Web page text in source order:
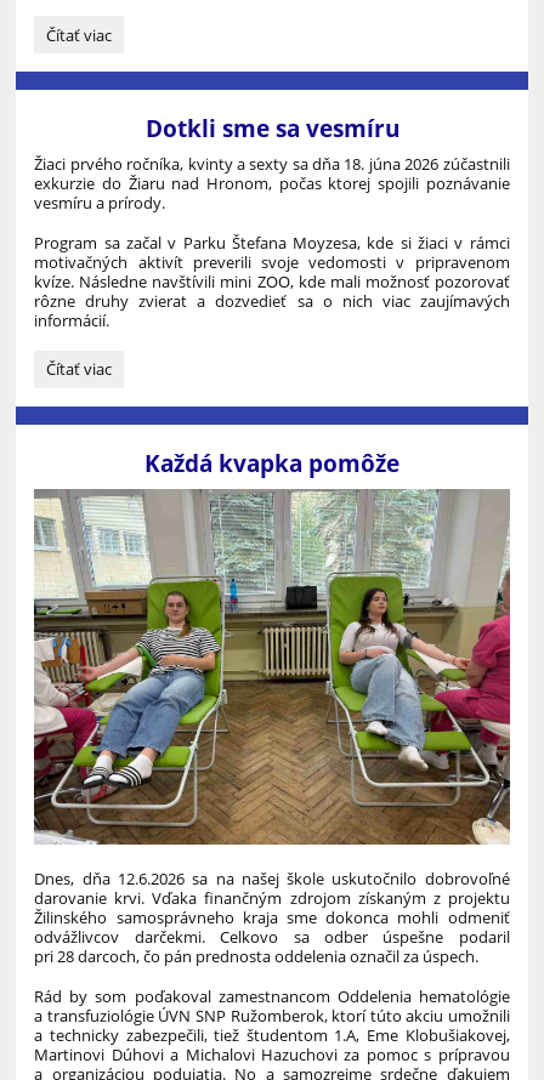
Škola
k
Čítať viac
Dotkli sme sa vesmíru
Žiaci prvého ročníka, kvinty a sexty sa dňa 18. júna 2026 zúčastnili
exkurzie do Žiaru nad Hronom, počas ktorej spojili poznávanie
vesmíru a prírody.
Program sa začal v Parku Štefana Moyzesa, kde si žiaci v rámci
motivačných aktivít preverili svoje vedomosti v pripravenom
kvíze. Následne navštívili mini ZOO, kde mali možnosť pozorovať
rôzne druhy zvierat a dozvedieť sa o nich viac zaujímavých
informácií.
Dotkli
sa
Čítať viac
Každá kvapka pomôže
Dnes, dňa 12.6.2026 sa na našej škole uskutočnilo dobrovoľné
darovanie krvi. Vďaka finančným zdrojom získaným z projektu
Žilinského samosprávneho kraja sme dokonca mohli odmeniť
odvážlivcov darčekmi. Celkovo sa odber úspešne podaril
pri 28 darcoch, čo pán prednosta oddelenia označil za úspech.
Rád by som poďakoval zamestnancom Oddelenia hematológie
a transfuziológie ÚVN SNP Ružomberok, ktorí túto akciu umožnili
a technicky zabezpečili, tiež študentom 1.A, Eme Klobušiakovej,
Martinovi Dúhovi a Michalovi Hazuchovi za pomoc s prípravou
a organizáciou podujatia. No a samozrejme srdečne ďakujem